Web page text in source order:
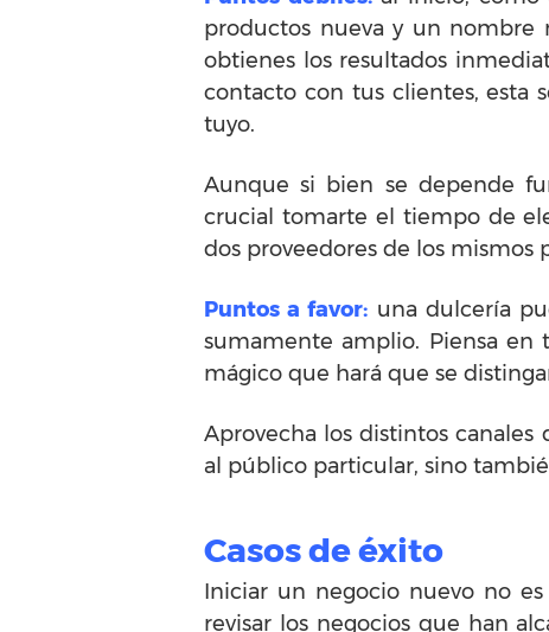
productos nueva y un nombre
obtienes los resultados
contacto con tus clientes, esta
tuyo.
Aunque si bien se depende
crucial tomarte el tiempo de
dos proveedores de los mismos
Puntos a favor: una dulcería
sumamente amplio. Piensa en
mágico que hará que se
Aprovecha los distintos
al público particular, sino
Casos de éxito
Iniciar un negocio nuevo no
revisar los negocios que han